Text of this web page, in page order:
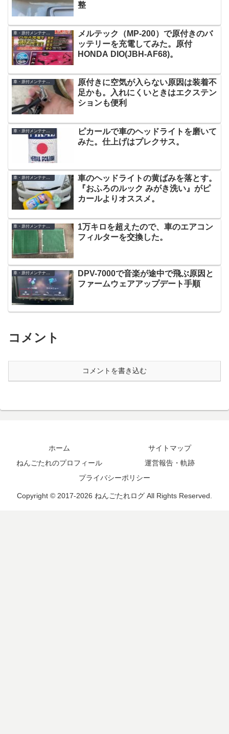
整
メルテック（MP-200）で原付きのバ
ッテリーを充電してみた。原付
HONDA DIO(JBH-AF68)。
車・原付メンテナンス
原付きに空気が入らない原因は装着不
足かも。入れにくいときはエクステン
ションも便利
ピカールで車のヘッドライトを磨いて
みた。仕上げはプレクサス。
車のヘッドライトの黄ばみを落とす。
『おふろのルック みがき洗い』がピ
カールよりオススメ。
車・原付メンテナンス
1万キロを超えたので、車のエアコン
フィルターを交換した。
車・原付メンテナンス
DPV-7000で音楽が途中で飛ぶ原因と
ファームウェアアップデート手順
コメント
コメントを書き込む
ホーム
サイトマップ
ねんごたれのプロフィール
運営報告・軌跡
プライバシーポリシー
Copyright © 2017-2026 ねんごたれログ All Rights Reserved.